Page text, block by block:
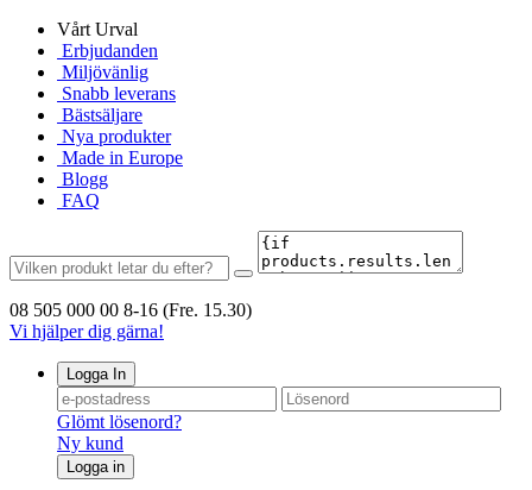
Vårt Urval
Erbjudanden
Miljövänlig
Snabb leverans
Bästsäljare
Nya produkter
Made in Europe
Blogg
FAQ
08 505 000 00 8-16 (Fre. 15.30)
Vi hjälper dig gärna!
Logga In
Glömt lösenord?
Ny kund
Logga in